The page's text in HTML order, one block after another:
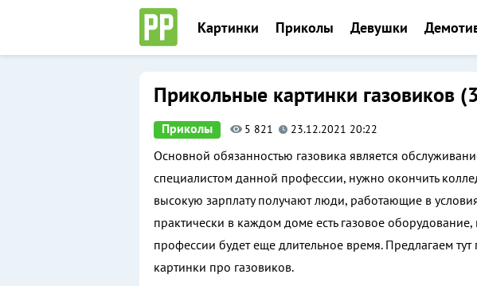
Картинки Приколы Девушки
Прикольные картинки газовиков
Приколы 5 821 23.12.2021 20:22
Основной обязанностью газовика является
специалистом данной профессии, нужно окончить
высокую зарплату получают люди, работающие в
практически в каждом доме есть газовое оборудование,
профессии будет еще длительное время. Предлагаем
картинки про газовиков.